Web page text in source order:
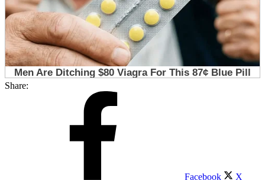
Share:
Facebook X